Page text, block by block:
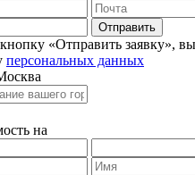
Отправить
«Отправить заявку», вы
персональных данных
на